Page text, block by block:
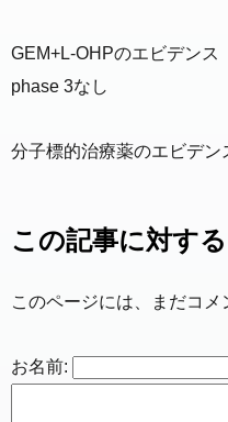
GEM+L-OHPのエビデンス
phase 3なし
分子標的治療薬のエビデン
この記事に対す
このページには、まだコメ
お名前: